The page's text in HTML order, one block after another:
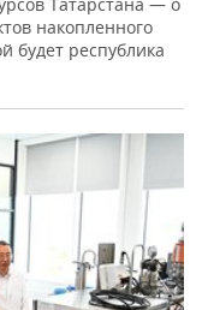
накопленного
будет республика